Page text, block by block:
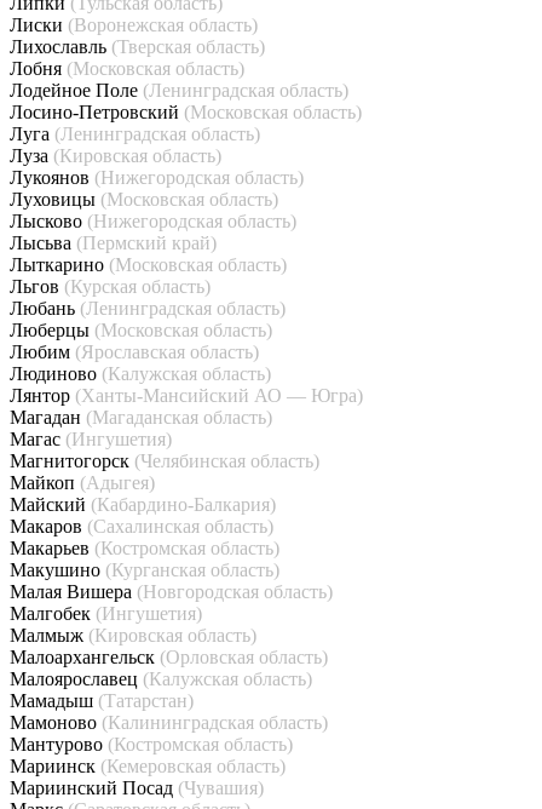
Лиски (Воронежская область)
Лихославль (Тверская область)
Лобня (Московская область)
Лодейное Поле (Ленинградская область)
Лосино-Петровский (Московская область)
Луга (Ленинградская область)
Луза (Кировская область)
Лукоянов (Нижегородская область)
Луховицы (Московская область)
Лысково (Нижегородская область)
Лысьва (Пермский край)
Лыткарино (Московская область)
Льгов (Курская область)
Любань (Ленинградская область)
Люберцы (Московская область)
Любим (Ярославская область)
Людиново (Калужская область)
Лянтор (Ханты-Мансийский АО — Югра)
Магадан (Магаданская область)
Магас (Ингушетия)
Магнитогорск (Челябинская область)
Майкоп (Адыгея)
Майский (Кабардино-Балкария)
Макаров (Сахалинская область)
Макарьев (Костромская область)
Макушино (Курганская область)
Малая Вишера (Новгородская область)
Малгобек (Ингушетия)
Малмыж (Кировская область)
Малоархангельск (Орловская область)
Малоярославец (Калужская область)
Мамадыш (Татарстан)
Мамоново (Калининградская область)
Мантурово (Костромская область)
Мариинск (Кемеровская область)
Мариинский Посад (Чувашия)